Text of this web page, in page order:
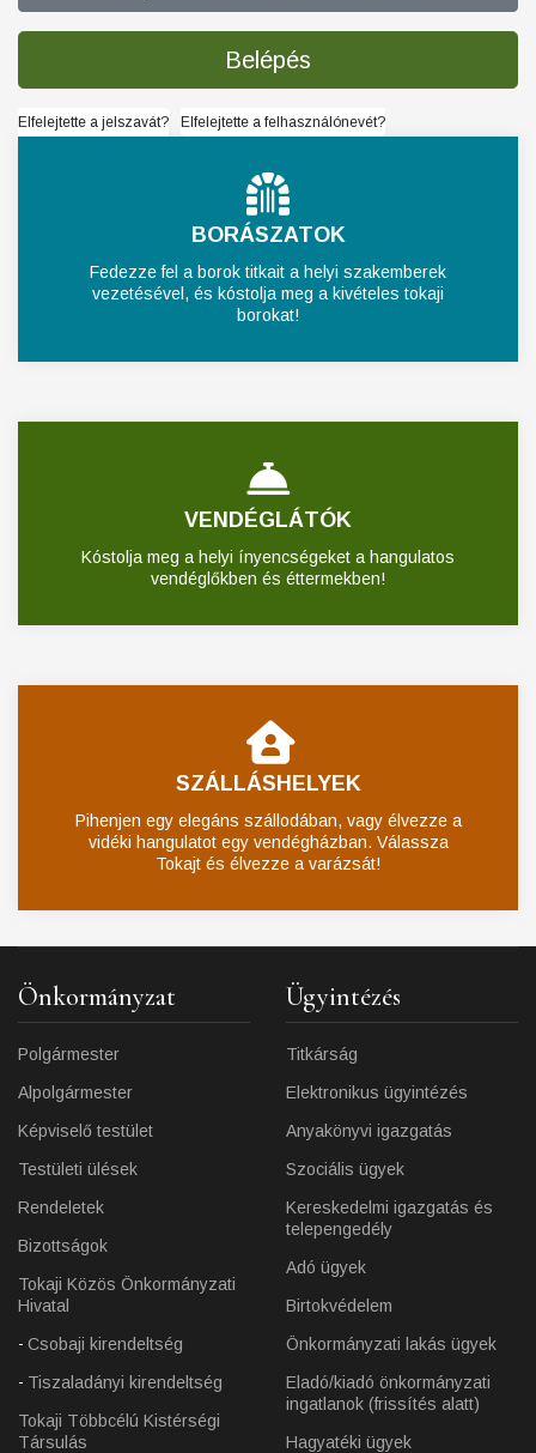
Belépés
Elfelejtette a jelszavát? Elfelejtette a felhasználónevét?
BORÁSZATOK
Fedezze fel a borok titkait a helyi szakemberek
vezetésével, és kóstolja meg a kivételes tokaji
borokat!
VENDÉGLÁTÓK
Kóstolja meg a helyi ínyencségeket a hangulatos
vendéglőkben és éttermekben!
SZÁLLÁSHELYEK
Pihenjen egy elegáns szállodában, vagy élvezze a
vidéki hangulatot egy vendégházban. Válassza
Tokajt és élvezze a varázsát!
Önkormányzat
Polgármester
Alpolgármester
Képviselő testület
Testületi ülések
Rendeletek
Bizottságok
Tokaji Közös Önkormányzati
Hivatal
Csobaji kirendeltség
Tiszaladányi kirendeltség
Tokaji Többcélú Kistérségi
Társulás
Ügyintézés
Titkárság
Elektronikus ügyintézés
Anyakönyvi igazgatás
Szociális ügyek
Kereskedelmi igazgatás és
telepengedély
Adó ügyek
Birtokvédelem
Önkormányzati lakás ügyek
Eladó/kiadó önkormányzati
ingatlanok (frissítés alatt)
Hagyatéki ügyek